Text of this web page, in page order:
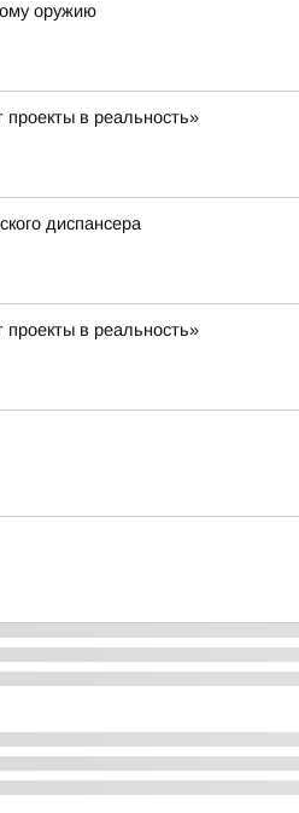
оружию
в реальность»
диспансера
в реальность»